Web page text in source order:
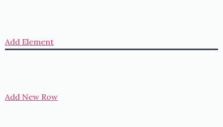
Add Element
Add New Row